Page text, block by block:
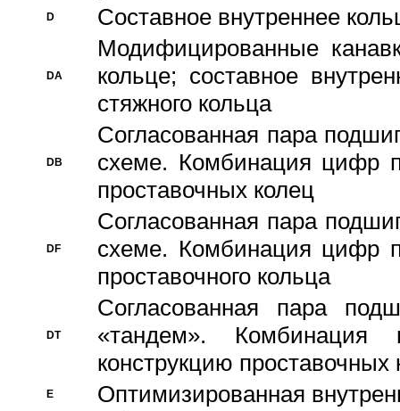
D Составное внутреннее
DA
Модифицированные
кольце; составное
стяжного кольца
DB
Согласованная пара
схеме. Комбинация цифр
проставочных колец
DF
Согласованная пара
схеме. Комбинация цифр
проставочного кольца
DT
Согласованная пара
«тандем».
конструкцию проставочных
E
Оптимизированная